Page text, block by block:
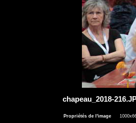
chapeau_2018-
Propriétés de l'image